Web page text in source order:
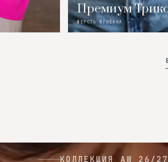
Премиум
ШЕРСТЬ ЯГНЕНКА
КОЛЛЕКЦИЯ AW 26/